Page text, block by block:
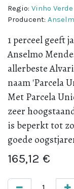
Regio: Vinho Verde
Producent:
1 perceel geeft
Anselmo
allerbeste
naam 'Parcela
Met Parcela
zeer
is beperkt tot
goede
165,12 €